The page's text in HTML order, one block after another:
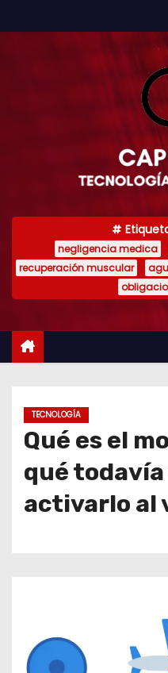
a
o
negligencia medica
recuperación muscular
TECNOLOGÍA
Qué es el
qué
activarlo al